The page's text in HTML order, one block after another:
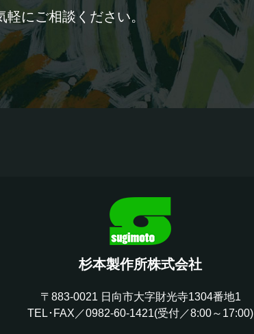
にご相談ください。
杉本製作所株式会社
〒883-0021 日向市大字財光寺1304番地1
TEL･FAX／0982-60-1421(受付／8:00～17:00)